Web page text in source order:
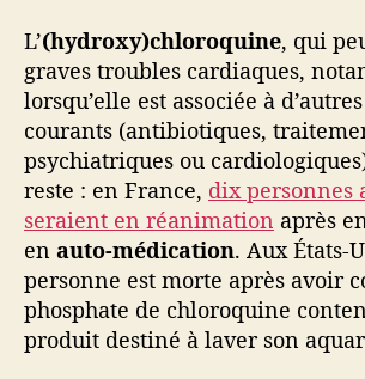
L’(hydroxy)chloroquine, qui
graves troubles cardiaques,
lorsqu’elle est associée à
courants (antibiotiques,
psychiatriques ou
reste : en France, dix personnes
seraient en réanimation après
en auto-médication. Aux États-
personne est morte après avoir
phosphate de chloroquine
produit destiné à laver son